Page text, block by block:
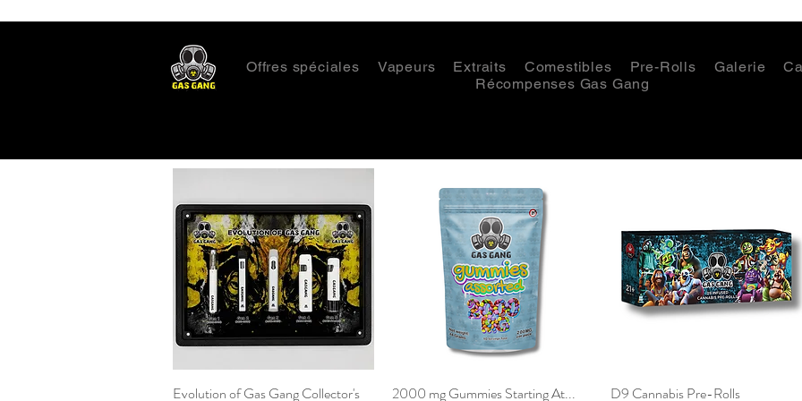
Offres spéciales Vapeurs Extraits Comestibles Pre-Rolls Galerie
Récompenses Gas Gang
Aperçu rapide
Evolution of Gas Gang Collector's
Aperçu rapide
2000 mg Gummies Starting At...
Aperçu rapide
D9 Cannabis Pre-Rolls